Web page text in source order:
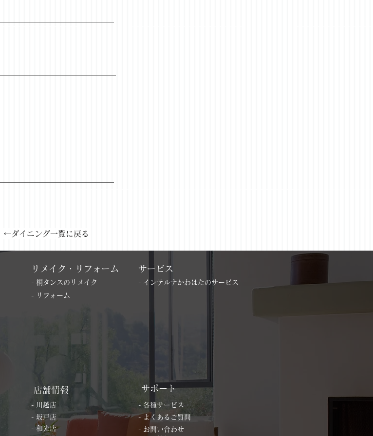
←ダイニング一覧に戻る
リメイク・リフォーム
- 桐タンスのリメイク
サービス
- インテルナかわはたのサービス
- リフォーム
店舗情報
- 川越店
- 坂戸店
- 和光店
サポート
- 各種サービス
- よくあるご質問
- お問い合わせ